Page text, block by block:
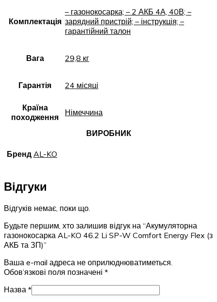
Комплектація
– газонокосарка; – 2 АКБ 4А, 40В; –
зарядний пристрій; – інструкція; –
гарантійний талон
Вага 29,8 кг
Гарантія 24 місяці
Країна
походження
Німеччина
ВИРОБНИК
Бренд AL-KO
Відгуки
Відгуків немає, поки що.
Будьте першим, хто залишив відгук на “Акумуляторна
газонокосарка AL-KO 46.2 Li SP-W Comfort Energy Flex (з
АКБ та ЗП)”
Ваша e-mail адреса не оприлюднюватиметься.
Обов’язкові поля позначені *
Назва *